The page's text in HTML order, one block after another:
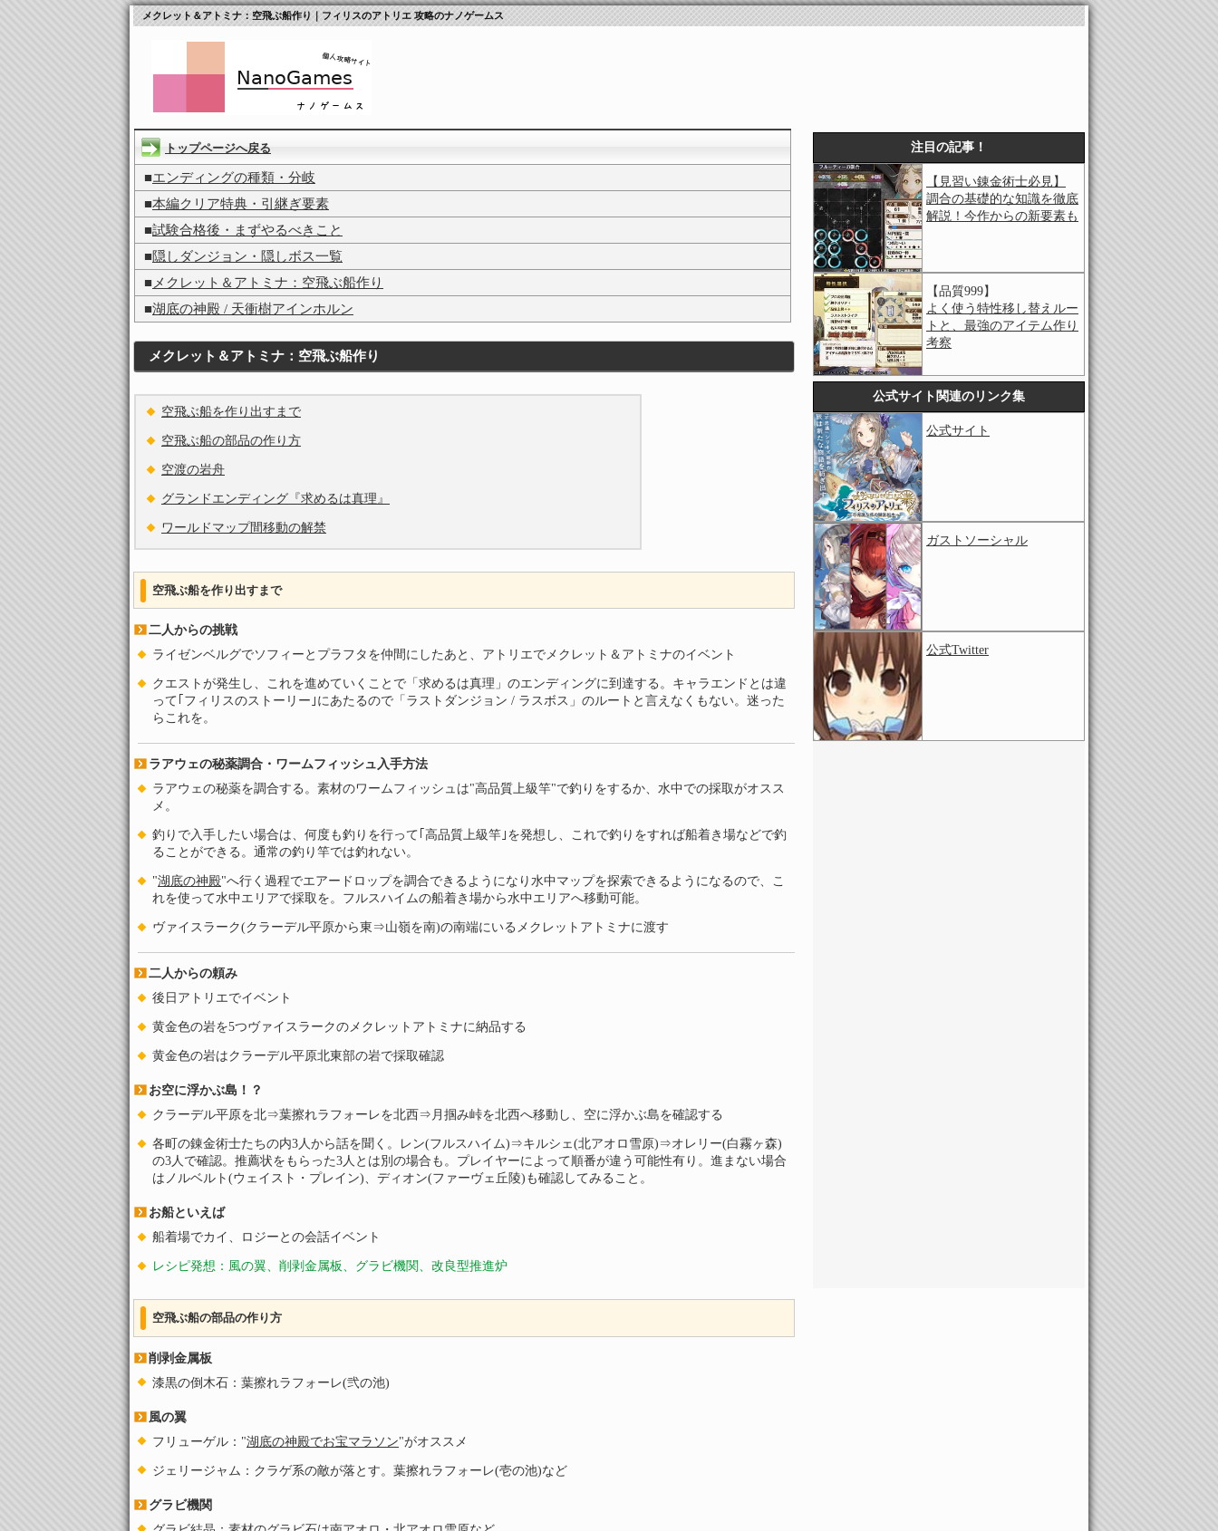
メクレット＆アトミナ：空飛ぶ船作り｜フィリスのアトリエ 攻略のナノゲームス
トップページへ戻る
■エンディングの種類・分岐
■本編クリア特典・引継ぎ要素
■試験合格後・まずやるべきこと
■隠しダンジョン・隠しボス一覧
■ メクレット＆アトミナ：空飛ぶ船作り
■湖底の神殿 / 天衝樹アインホルン
メクレット＆アトミナ：空飛ぶ船作り
空飛ぶ船を作り出すまで
空飛ぶ船の部品の作り方
空渡の岩舟
グランドエンディング『求めるは真理』
ワールドマップ間移動の解禁
空飛ぶ船を作り出すまで
二人からの挑戦
ライゼンベルグでソフィーとプラフタを仲間にしたあと、アトリエでメクレット＆アトミナのイベント
クエストが発生し、これを進めていくことで「求めるは真理」のエンディングに到達する。キャラエンドとは違
って｢フィリスのストーリー｣にあたるので「ラストダンジョン / ラスボス」のルートと言えなくもない。迷った
らこれを。
ラアウェの秘薬調合・ワームフィッシュ入手方法
ラアウェの秘薬を調合する。素材のワームフィッシュは"高品質上級竿"で釣りをするか、水中での採取がオスス
メ。
釣りで入手したい場合は、何度も釣りを行って｢高品質上級竿｣を発想し、これで釣りをすれば船着き場などで釣
ることができる。通常の釣り竿では釣れない。
"湖底の神殿"へ行く過程でエアードロップを調合できるようになり水中マップを探索できるようになるので、こ
れを使って水中エリアで採取を。フルスハイムの船着き場から水中エリアへ移動可能。
ヴァイスラーク(クラーデル平原から東⇒山嶺を南)の南端にいるメクレットアトミナに渡す
二人からの頼み
後日アトリエでイベント
黄金色の岩を5つヴァイスラークのメクレットアトミナに納品する
黄金色の岩はクラーデル平原北東部の岩で採取確認
お空に浮かぶ島！？
クラーデル平原を北⇒葉擦れラフォーレを北西⇒月掴み峠を北西へ移動し、空に浮かぶ島を確認する
各町の錬金術士たちの内3人から話を聞く。レン(フルスハイム)⇒キルシェ(北アオロ雪原)⇒オレリー(白霧ヶ森)
の3人で確認。推薦状をもらった3人とは別の場合も。プレイヤーによって順番が違う可能性有り。進まない場合
はノルベルト(ウェイスト・プレイン)、ディオン(ファーヴェ丘陵)も確認してみること。
お船といえば
船着場でカイ、ロジーとの会話イベント
レシピ発想：風の翼、削剥金属板、グラビ機関、改良型推進炉
空飛ぶ船の部品の作り方
削剥金属板
漆黒の倒木石：葉擦れラフォーレ(弐の池)
風の翼
フリューゲル："湖底の神殿でお宝マラソン"がオススメ
ジェリージャム：クラゲ系の敵が落とす。葉擦れラフォーレ(壱の池)など
グラビ機関
注目の記事！
【見習い錬金術士必見】
調合の基礎的な知識を徹底
解説！今作からの新要素も
【品質999】
よく使う特性移し替えルー
トと、最強のアイテム作り
考察
公式サイト関連のリンク集
公式サイト
ガストソーシャル
公式Twitter